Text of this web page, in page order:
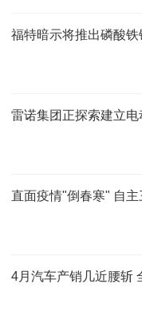
福特暗示将推出磷酸
雷诺集团正探索建立
直面疫情"倒春寒" 自
4月汽车产销几近腰斩